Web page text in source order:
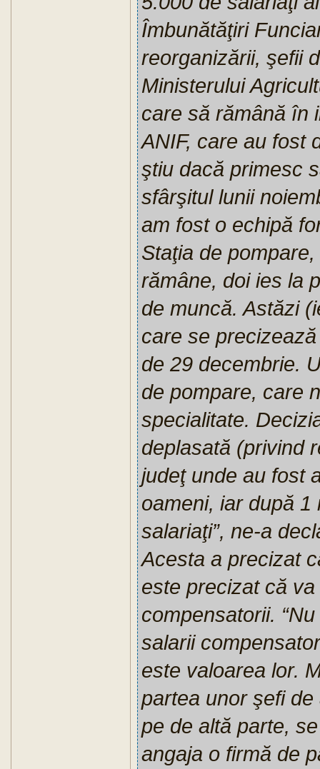
Îmbunătăţiri
reorganizării, şefii
Ministerului
care să rămână în
ANIF, care au fost
ştiu dacă primesc
sfârşitul lunii
am fost o echipă
Staţia de
rămâne, doi ies la
de muncă. Astăzi
care se
de 29 decembrie.
de pompare, care
specialitate.
deplasată (privind
judeţ unde au fost
oameni, iar după
salariaţi”, ne-a
Acesta a precizat
este precizat că
compensatorii.
salarii
este valoarea lor.
partea unor şefi
pe de altă parte,
angaja o firmă de